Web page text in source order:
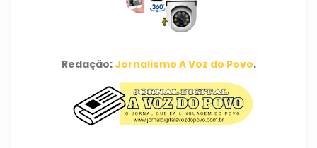
Redação: Jornalismo A Voz do Povo.